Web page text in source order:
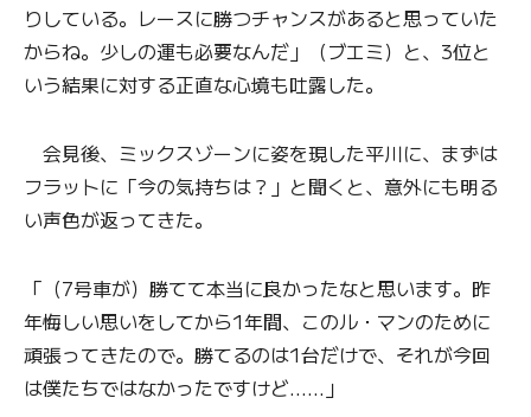
りしている。レースに勝つチャンスがあると思っていた
からね。少しの運も必要なんだ」（ブエミ）と、3位と
いう結果に対する正直な心境も吐露した。
会見後、ミックスゾーンに姿を現した平川に、まずは
フラットに「今の気持ちは？」と聞くと、意外にも明る
い声色が返ってきた。
「（7号車が）勝てて本当に良かったなと思います。昨
年悔しい思いをしてから1年間、このル・マンのために
頑張ってきたので。勝てるのは1台だけで、それが今回
は僕たちではなかったですけど……」